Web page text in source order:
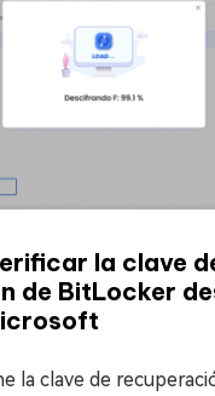
la clave
de BitLocker
la clave de